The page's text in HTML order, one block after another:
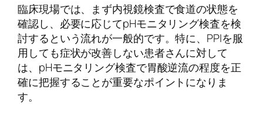
臨床現場では、まず内視鏡検査で食道の状態を
確認し、必要に応じてpHモニタリング検査を検
討するという流れが一般的です。特に、PPIを服
用しても症状が改善しない患者さんに対して
は、pHモニタリング検査で胃酸逆流の程度を正
確に把握することが重要なポイントになりま
す。